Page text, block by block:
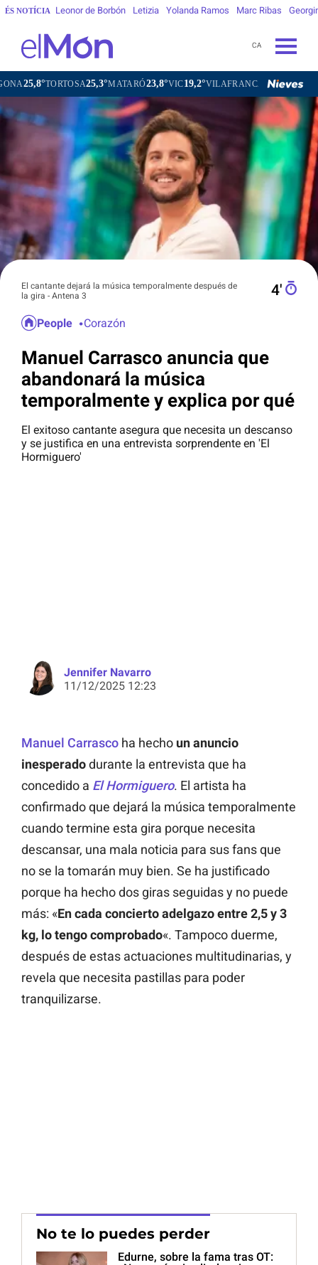
ÉS NOTÍCIA Leonor de Borbón Letizia Yolanda Ramos Marc Ribas
CA
TORTOSA25,3°MATARÓ23,8°VIC19,2°VILAFRANCA DEL PENEDÈS21,4°
El cantante dejará la música temporalmente después de
la gira - Antena 3
4′
People Corazón
Manuel Carrasco anuncia que
abandonará la música
temporalmente y explica por qué
El exitoso cantante asegura que necesita un descanso
y se justifica en una entrevista sorprendente en 'El
Hormiguero'
Jennifer Navarro
11/12/2025 12:23
Manuel Carrasco ha hecho un anuncio
inesperadodurante la entrevista que ha
concedido a El Hormiguero. El artista ha
confirmado que dejará la música temporalmente
cuando termine esta gira porque necesita
descansar, una mala noticia para sus fans que
no se la tomarán muy bien. Se ha justificado
porque ha hecho dos giras seguidas y no puede
más: «En cada concierto adelgazo entre 2,5 y 3
kg, lo tengo comprobado«. Tampoco duerme,
después de estas actuaciones multitudinarias, y
revela que necesita pastillas para poder
tranquilizarse.
No te lo puedes perder
Edurne, sobre la fama tras OT: